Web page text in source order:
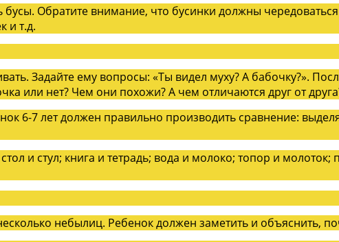
Обратите внимание, что бусинки должны
и т.д.
Задайте ему вопросы: «Ты видел муху? А бабочку?».
или нет? Чем они похожи? А чем отличаются друг от
6-7 лет должен правильно производить сравнение:
и стул; книга и тетрадь; вода и молоко; топор и
небылиц. Ребенок должен заметить и объяснить,